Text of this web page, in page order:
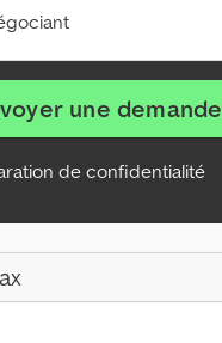
une demande
de confidentialité